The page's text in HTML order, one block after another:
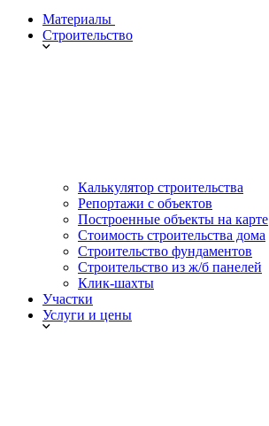
Материалы
Строительство
Калькулятор строительства
Репортажи с объектов
Построенные объекты на карте
Стоимость строительства дома
Строительство фундаментов
Строительство из ж/б панелей
Клик-шахты
Участки
Услуги и цены